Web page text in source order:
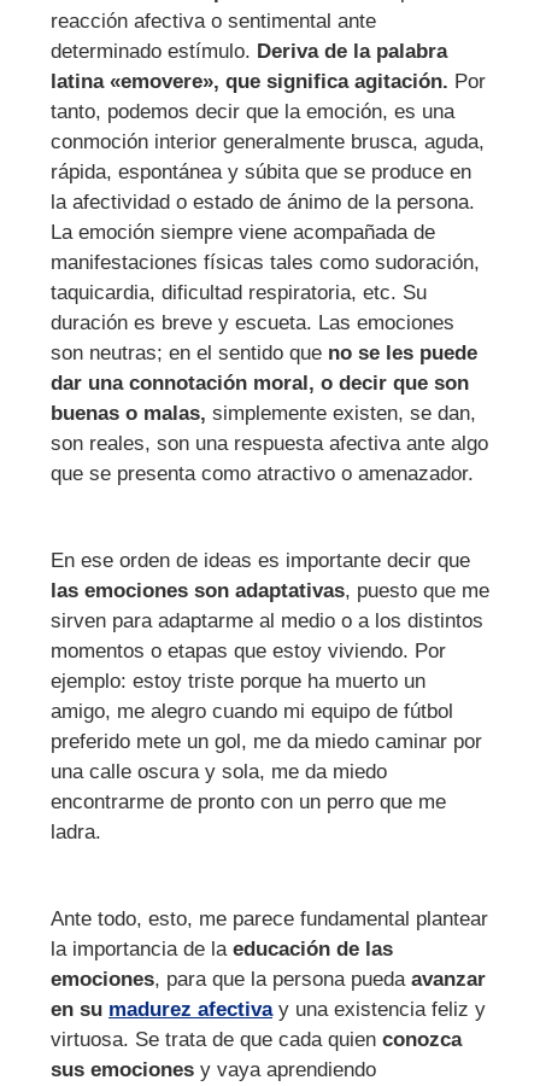
reacción afectiva o sentimental ante
determinado estímulo. Deriva de la palabra
latina «emovere», que significa agitación. Por
tanto, podemos decir que la emoción, es una
conmoción interior generalmente brusca, aguda,
rápida, espontánea y súbita que se produce en
la afectividad o estado de ánimo de la persona.
La emoción siempre viene acompañada de
manifestaciones físicas tales como sudoración,
taquicardia, dificultad respiratoria, etc. Su
duración es breve y escueta. Las emociones
son neutras; en el sentido que no se les puede
dar una connotación moral, o decir que son
buenas o malas, simplemente existen, se dan,
son reales, son una respuesta afectiva ante algo
que se presenta como atractivo o amenazador.
En ese orden de ideas es importante decir que
las emociones son adaptativas, puesto que me
sirven para adaptarme al medio o a los distintos
momentos o etapas que estoy viviendo. Por
ejemplo: estoy triste porque ha muerto un
amigo, me alegro cuando mi equipo de fútbol
preferido mete un gol, me da miedo caminar por
una calle oscura y sola, me da miedo
encontrarme de pronto con un perro que me
ladra.
Ante todo, esto, me parece fundamental plantear
la importancia de la educación de las
emociones, para que la persona pueda avanzar
en su madurez afectivay una existencia feliz y
virtuosa. Se trata de que cada quien conozca
sus emociones y vaya aprendiendo